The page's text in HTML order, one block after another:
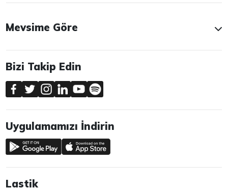
Mevsime Göre
Bizi Takip Edin
Uygulamamızı İndirin
Lastik